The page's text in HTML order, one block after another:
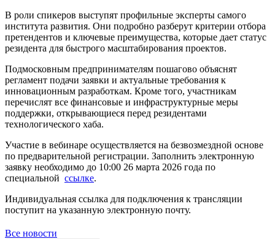
В роли спикеров выступят профильные эксперты самого
института развития. Они подробно разберут критерии отбора
претендентов и ключевые преимущества, которые дает статус
резидента для быстрого масштабирования проектов.
Подмосковным предпринимателям пошагово объяснят
регламент подачи заявки и актуальные требования к
инновационным разработкам. Кроме того, участникам
перечислят все финансовые и инфраструктурные меры
поддержки, открывающиеся перед резидентами
технологического хаба.
Участие в вебинаре осуществляется на безвозмездной основе
по предварительной регистрации. Заполнить электронную
заявку необходимо до 10:00 26 марта 2026 года по
специальной ссылке.
Индивидуальная ссылка для подключения к трансляции
поступит на указанную электронную почту.
Все новости